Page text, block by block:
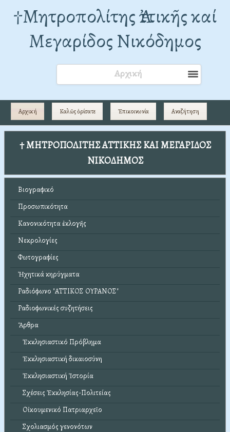
†Mητροπολίτης Ἀττικῆς καί
Μεγαρίδος Νικόδημος
Αρχική
Αρχική Καλῶς ὁρίσατε Ἐπικοινωνία Αναζήτηση
† ΜΗΤΡΟΠΟΛΙΤΗΣ ΑΤΤΙΚΗΣ ΚΑΙ ΜΕΓΑΡΙΔΟΣ
ΝΙΚΟΔΗΜΟΣ
Βιογραφικό
Προσωπικότητα
Κανονικότητα ἐκλογῆς
Νεκρολογίες
Φωτογραφίες
Ἠχητικά κηρύγματα
Ραδιόφωνο "ΑΤΤΙΚΟΣ ΟΥΡΑΝΟΣ"
Ραδιοφωνικές συζητήσεις
Ἄρθρα
Ἐκκλησιαστικό Πρόβλημα
Ἐκκλησιαστική δικαιοσύνη
Ἐκκλησιαστική Ἱστορία
Σχέσεις Ἐκκλησίας-Πολιτείας
Οἰκουμενικό Πατριαρχεῖο
Σχολιασμός γενονότων